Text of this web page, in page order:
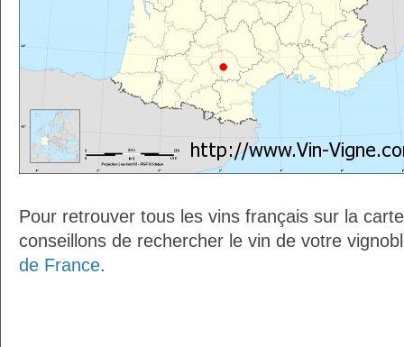
Pour retrouver tous les vins français sur la
conseillons de rechercher le vin de votre
de France.